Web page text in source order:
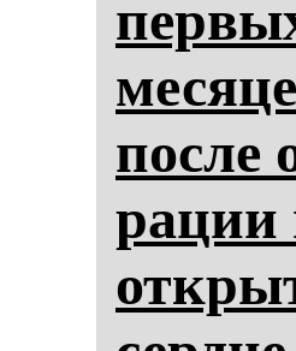
пос­ле
ра­ции